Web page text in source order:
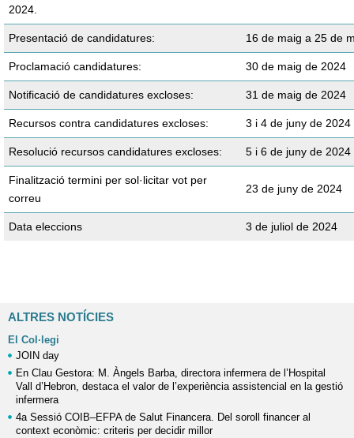
2024.
Presentació de candidatures: 16 de maig a 25 de
Proclamació candidatures: 30 de maig de 2024
Notificació de candidatures excloses: 31 de maig de 2024
Recursos contra candidatures excloses: 3 i 4 de juny de 2024
Resolució recursos candidatures excloses: 5 i 6 de juny de 2024
Finalització termini per sol·licitar vot per
correu
23 de juny de 2024
Data eleccions 3 de juliol de 2024
ALTRES NOTÍCIES
El Col·legi
JOIN day
En Clau Gestora: M. Àngels Barba, directora infermera de l’Hospital
Vall d’Hebron, destaca el valor de l’experiència assistencial en la gestió
infermera
4a Sessió COIB–EFPA de Salut Financera. Del soroll financer al
context econòmic: criteris per decidir millor